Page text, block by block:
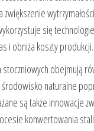
się
i obniża koszty produkcji.
obejmują
środowisko naturalne
są także innowacje
konwertowania